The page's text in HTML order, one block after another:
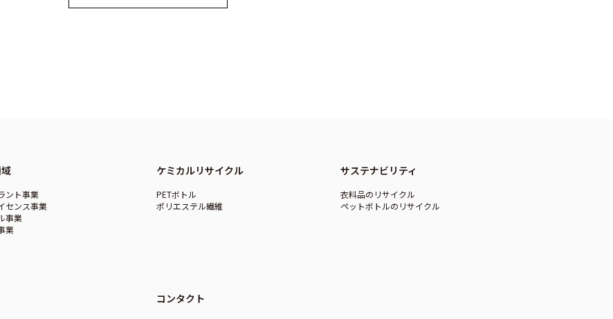
ント事業
センス事業
事業
業
ケミカルリサイクル
PETボトル
ポリエステル繊維
サステナビリティ
衣料品のリサイクル
ペットボトルのリサイクル
コンタクト